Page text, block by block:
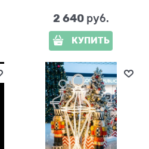
2 640 руб.
КУПИТЬ